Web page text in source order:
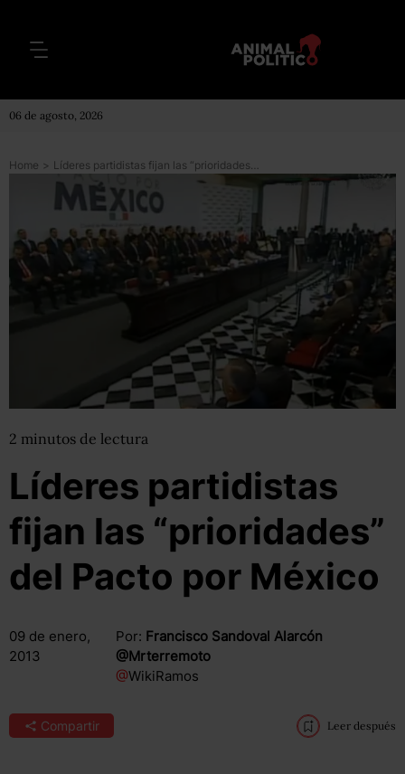
06 de agosto, 2026
Home > Líderes partidistas fijan las “prioridades” del Pacto por México
2 minutos de lectura
Líderes partidistas
fijan las “prioridades”
del Pacto por México
09 de enero,
2013
Por: Francisco Sandoval Alarcón
@Mrterremoto
@WikiRamos
Compartir Leer después